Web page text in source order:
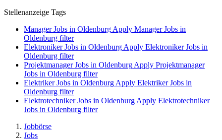
Stellenanzeige Tags
Manager Jobs in Oldenburg Apply Manager Jobs in
Oldenburg filter
Elektroniker Jobs in Oldenburg Apply Elektroniker Jobs in
Oldenburg filter
Projektmanager Jobs in Oldenburg Apply Projektmanager
Jobs in Oldenburg filter
Elektriker Jobs in Oldenburg Apply Elektriker Jobs in
Oldenburg filter
Elektrotechniker Jobs in Oldenburg Apply Elektrotechniker
Jobs in Oldenburg filter
Jobbörse
Jobs